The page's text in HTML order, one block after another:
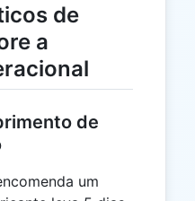
de
a
de
um